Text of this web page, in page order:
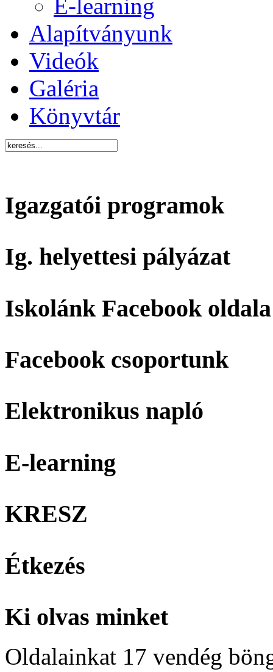
E-learning
Alapítványunk
Videók
Galéria
Könyvtár
Igazgatói programok
Ig. helyettesi pályázat
Iskolánk Facebook oldala
Facebook csoportunk
Elektronikus napló
E-learning
KRESZ
Étkezés
Ki olvas minket
Oldalainkat 17 vendég